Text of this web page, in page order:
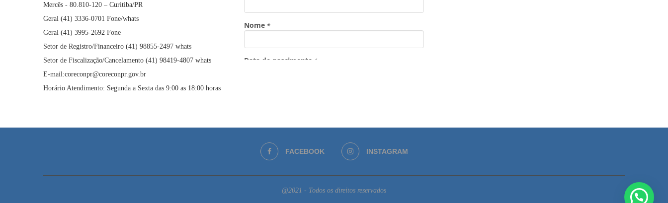
Mercês - 80.810-120 – Curitiba/PR
Geral (41) 3336-0701 Fone/whats
Geral (41) 3995-2692 Fone
Setor de Registro/Financeiro (41) 98855-2497 whats
Setor de Fiscalização/Cancelamento (41) 98419-4807 whats
E-mail:coreconpr@coreconpr.gov.br
Horário Atendimento: Segunda a Sexta das 9:00 as 18:00 horas
FACEBOOK INSTAGRAM
@2021 - Todos os direitos reservados